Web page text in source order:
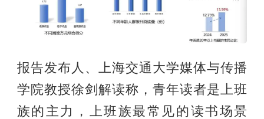
报告发布人、上海交通大学媒体与传播
学院教授徐剑解读称，青年读者是上班
族的主力，上班族最常见的读书场景